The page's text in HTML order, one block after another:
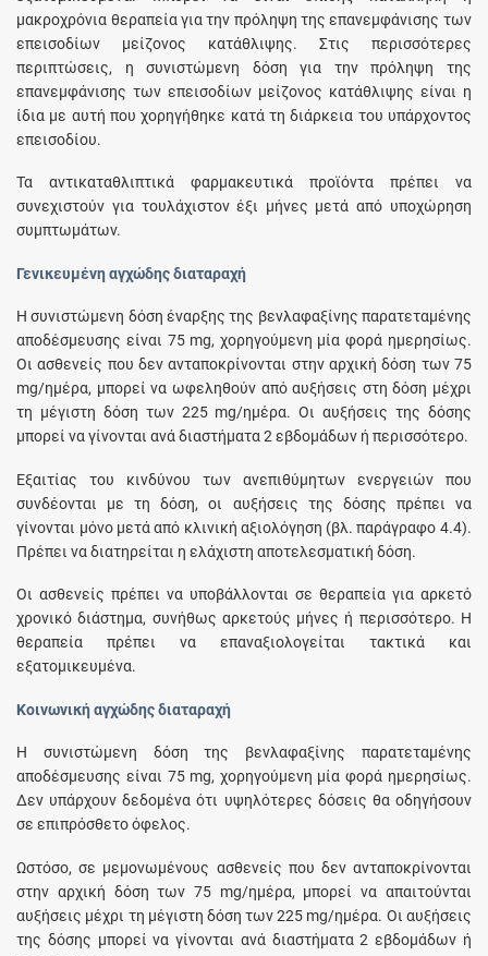
μακροχρόνια θεραπεία για την πρόληψη της επανεμφάνισης των
επεισοδίων μείζονος κατάθλιψης. Στις περισσότερες
περιπτώσεις, η συνιστώμενη δόση για την πρόληψη της
επανεμφάνισης των επεισοδίων μείζονος κατάθλιψης είναι η
ίδια με αυτή που χορηγήθηκε κατά τη διάρκεια του υπάρχοντος
επεισοδίου.
Τα αντικαταθλιπτικά φαρμακευτικά προϊόντα πρέπει να
συνεχιστούν για τουλάχιστον έξι μήνες μετά από υποχώρηση
συμπτωμάτων.
Γενικευμένη αγχώδης διαταραχή
Η συνιστώμενη δόση έναρξης της βενλαφαξίνης παρατεταμένης
αποδέσμευσης είναι 75 mg, χορηγούμενη μία φορά ημερησίως.
Οι ασθενείς που δεν ανταποκρίνονται στην αρχική δόση των 75
mg/ημέρα, μπορεί να ωφεληθούν από αυξήσεις στη δόση μέχρι
τη μέγιστη δόση των 225 mg/ημέρα. Οι αυξήσεις της δόσης
μπορεί να γίνονται ανά διαστήματα 2 εβδομάδων ή περισσότερο.
Εξαιτίας του κινδύνου των ανεπιθύμητων ενεργειών που
συνδέονται με τη δόση, οι αυξήσεις της δόσης πρέπει να
γίνονται μόνο μετά από κλινική αξιολόγηση (βλ. παράγραφο 4.4).
Πρέπει να διατηρείται η ελάχιστη αποτελεσματική δόση.
Οι ασθενείς πρέπει να υποβάλλονται σε θεραπεία για αρκετό
χρονικό διάστημα, συνήθως αρκετούς μήνες ή περισσότερο. Η
θεραπεία πρέπει να επαναξιολογείται τακτικά και
εξατομικευμένα.
Κοινωνική αγχώδης διαταραχή
Η συνιστώμενη δόση της βενλαφαξίνης παρατεταμένης
αποδέσμευσης είναι 75 mg, χορηγούμενη μία φορά ημερησίως.
Δεν υπάρχουν δεδομένα ότι υψηλότερες δόσεις θα οδηγήσουν
σε επιπρόσθετο όφελος.
Ωστόσο, σε μεμονωμένους ασθενείς που δεν ανταποκρίνονται
στην αρχική δόση των 75 mg/ημέρα, μπορεί να απαιτούνται
αυξήσεις μέχρι τη μέγιστη δόση των 225 mg/ημέρα. Οι αυξήσεις
της δόσης μπορεί να γίνονται ανά διαστήματα 2 εβδομάδων ή